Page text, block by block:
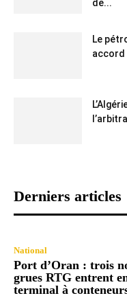
de...
Le
accord
Derniers articles
National
Port d’Oran : trois
grues RTG entrent
terminal à